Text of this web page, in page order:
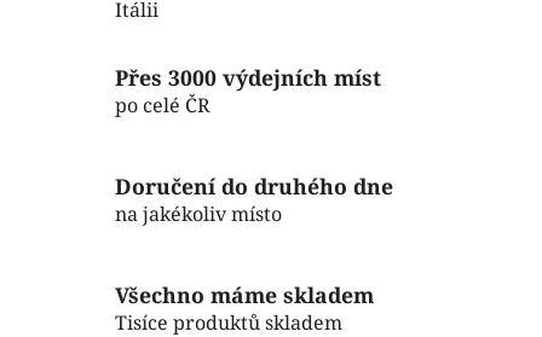
v
k
p
i
Itálii
Přes 3000 výdejních míst
po celé ČR
Doručení do druhého dne
na jakékoliv místo
Všechno máme skladem
Tisíce produktů skladem